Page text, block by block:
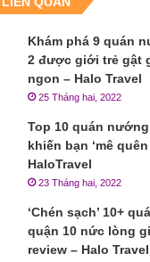
Khám phá 9 quán
2 được giới trẻ gật
ngon – Halo Travel
25 Tháng hai, 2022
Top 10 quán
khiến bạn ‘mê quên
HaloTravel
23 Tháng hai, 2022
‘Chén sạch’ 10+
quận 10 nức lòng
review – Halo Travel